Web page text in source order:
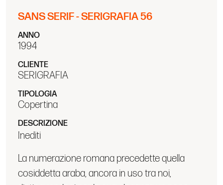
SANS SERIF - SERIGRAFIA 56
ANNO
1994
CLIENTE
SERIGRAFIA
TIPOLOGIA
Copertina
DESCRIZIONE
Inediti
La numerazione romana precedette quella
cosiddetta araba, ancora in uso tra noi,